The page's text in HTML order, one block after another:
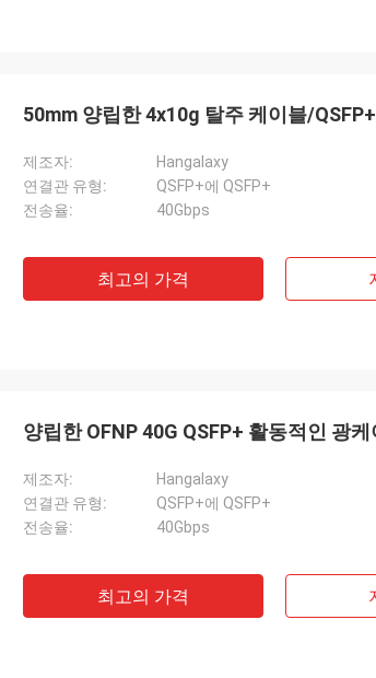
죤 표
Hangalaxy는 1m, 2m, 3m, 5m, 7m, 10m,
15m, 20m, 25m, 30m에 있는 100G QSFP28
활동적인 광케이블을 제공하고 주문을 받아
니다.
50mm 양립한 4x10g 탈주 케이블/
제조자:
Hangalaxy
연결관 유형:
QSFP+에 QSFP+
전송율:
40Gbps
최고의 가격
양립한 OFNP 40G QSFP+ 활동적인 광
제조자:
Hangalaxy
연결관 유형:
QSFP+에 QSFP+
전송율:
40Gbps
최고의 가격